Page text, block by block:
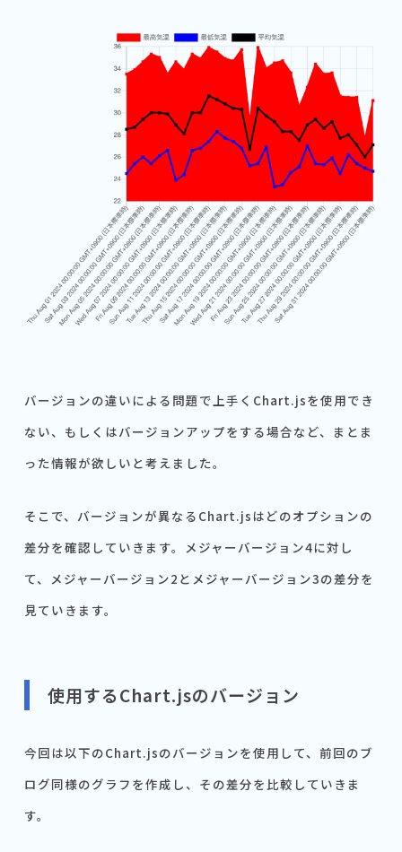
バージョンの違いによる問題で上手くChart.jsを使用でき
ない、もしくはバージョンアップをする場合など、まとま
った情報が欲しいと考えました。
そこで、バージョンが異なるChart.jsはどのオプションの
差分を確認していきます。メジャーバージョン4に対し
て、メジャーバージョン2とメジャーバージョン3の差分を
見ていきます。
使用するChart.jsのバージョン
今回は以下のChart.jsのバージョンを使用して、前回のブ
ログ同様のグラフを作成し、その差分を比較していきま
す。